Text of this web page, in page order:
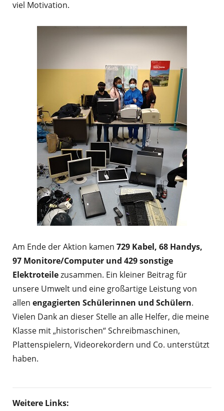
viel Motivation.
Am Ende der Aktion kamen 729 Kabel, 68 Handys,
97 Monitore/Computer und 429 sonstige
Elektroteilezusammen. Ein kleiner Beitrag für
unsere Umwelt und eine großartige Leistung von
allen engagierten Schülerinnen und Schülern.
Vielen Dank an dieser Stelle an alle Helfer, die meine
Klasse mit „historischen“ Schreibmaschinen,
Plattenspielern, Videorekordern und Co. unterstützt
haben.
Weitere Links: